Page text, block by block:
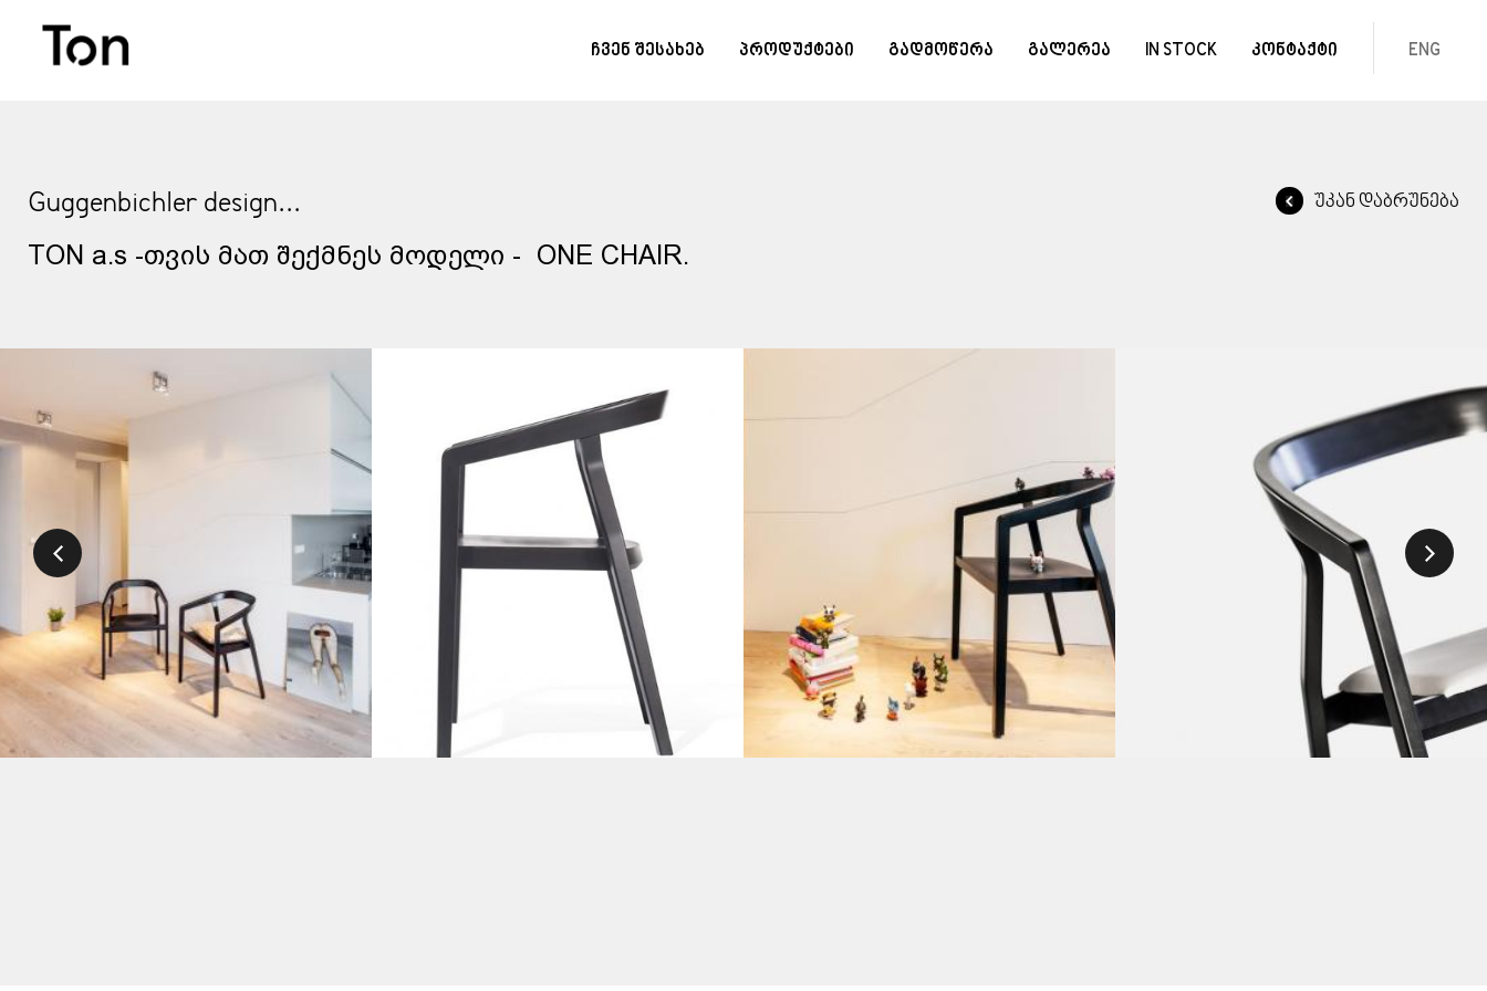
ჩვენ შესახებ პროდუქტები გადმოწერა გალერეა IN STOCK კონტაქტი ENG
Guggenbichler design...
TON a.s -თვის მათ შექმნეს მოდელი - ONE CHAIR.
უკან დაბრუნება